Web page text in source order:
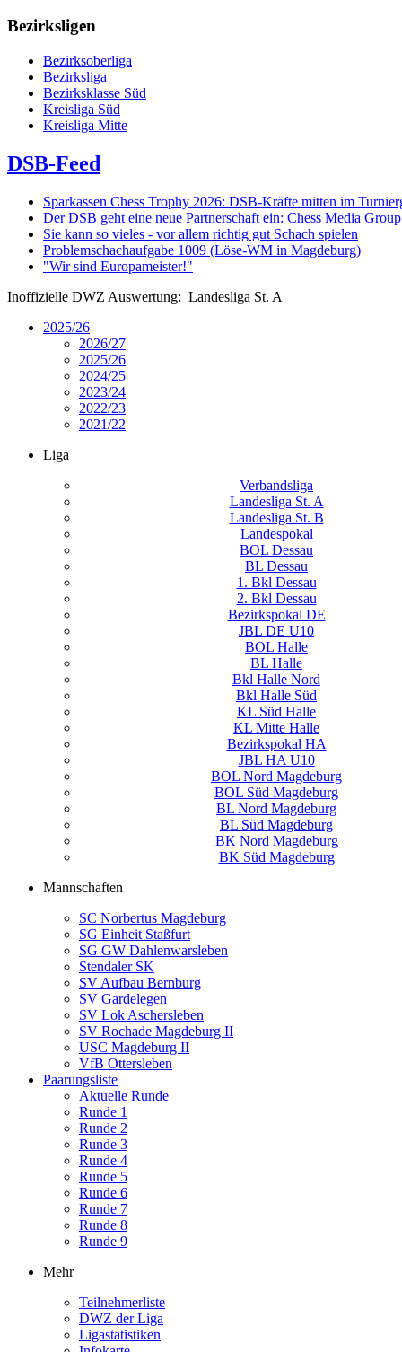
Bezirksligen
Bezirksoberliga
Bezirksliga
Bezirksklasse Süd
Kreisliga Süd
Kreisliga Mitte
DSB-Feed
Sparkassen Chess Trophy 2026: DSB-Kräfte mitten im
Der DSB geht eine neue Partnerschaft ein: Chess Media
Sie kann so vieles - vor allem richtig gut Schach spielen
Problemschachaufgabe 1009 (Löse-WM in Magdeburg)
"Wir sind Europameister!"
Inoffizielle DWZ Auswertung: Landesliga St. A
2025/26
2026/27
2025/26
2024/25
2023/24
2022/23
2021/22
Liga
Verbandsliga
Landesliga St. A
Landesliga St. B
Landespokal
BOL Dessau
BL Dessau
1. Bkl Dessau
2. Bkl Dessau
Bezirkspokal DE
JBL DE U10
BOL Halle
BL Halle
Bkl Halle Nord
Bkl Halle Süd
KL Süd Halle
KL Mitte Halle
Bezirkspokal HA
JBL HA U10
BOL Nord Magdeburg
BOL Süd Magdeburg
BL Nord Magdeburg
BL Süd Magdeburg
BK Nord Magdeburg
BK Süd Magdeburg
Mannschaften
SC Norbertus Magdeburg
SG Einheit Staßfurt
SG GW Dahlenwarsleben
Stendaler SK
SV Aufbau Bernburg
SV Gardelegen
SV Lok Aschersleben
SV Rochade Magdeburg II
USC Magdeburg II
VfB Ottersleben
Paarungsliste
Aktuelle Runde
Runde 1
Runde 2
Runde 3
Runde 4
Runde 5
Runde 6
Runde 7
Runde 8
Runde 9
Mehr
Teilnehmerliste
DWZ der Liga
Ligastatistiken